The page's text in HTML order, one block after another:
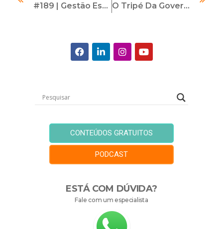
#189 | Gestão Estratégica De Terceiros – Integridade E Sustentabilidade | Com Marcelo Zenkner O Tripé Da Governança
CONTEÚDOS GRATUITOS
PODCAST
ESTÁ COM DÚVIDA?
Fale com um especialista